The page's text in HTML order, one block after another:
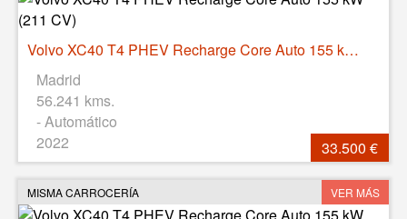
Volvo XC40 T4 PHEV Recharge Core Auto 155 kW (211 CV)
Madrid
56.241 kms.
- Automático
2022
33.500 €
MISMA CARROCERÍA VER MÁS